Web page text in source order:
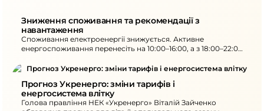
Зниження споживання та рекомендації з
навантаження
Споживання електроенергії знижується. Активне
енергоспоживання перенесіть на 10:00–16:00, а з 18:00–22:00
Прогноз Укренерго: зміни тарифів і
енергосистема влітку
Голова правління НЕК «Укренерго» Віталій Зайченко